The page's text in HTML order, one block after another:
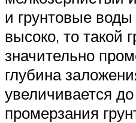
и грунтовые воды
высоко, то такой
значительно
глубина
увеличивается
промерзания